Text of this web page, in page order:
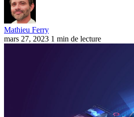
Mathieu Ferry
mars 27, 2023 1 min de lecture